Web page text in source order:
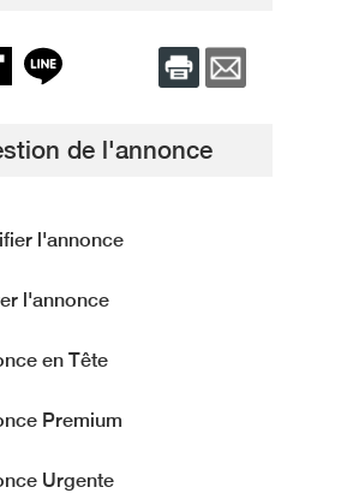
de l'annonce
l'annonce
l'annonce
en Tête
Premium
Urgente